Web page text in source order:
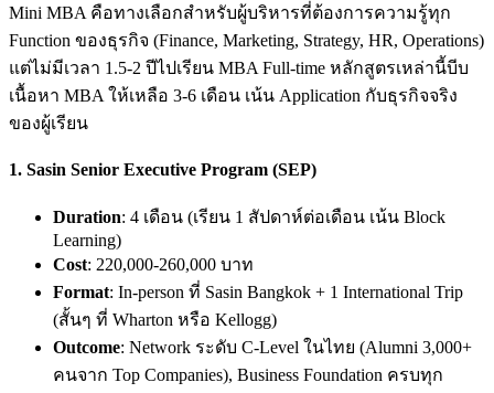
Mini MBA คือทางเลือกสำหรับผู้บริหารที่ต้องการความรู้ทุก
Function ของธุรกิจ (Finance, Marketing, Strategy, HR, Operations)
แต่ไม่มีเวลา 1.5-2 ปีไปเรียน MBA Full-time หลักสูตรเหล่านี้บีบ
เนื้อหา MBA ให้เหลือ 3-6 เดือน เน้น Application กับธุรกิจจริง
ของผู้เรียน
1. Sasin Senior Executive Program (SEP)
Duration: 4 เดือน (เรียน 1 สัปดาห์ต่อเดือน เน้น Block
Learning)
Cost: 220,000-260,000 บาท
Format: In-person ที่ Sasin Bangkok + 1 International Trip
(สั้นๆ ที่ Wharton หรือ Kellogg)
Outcome: Network ระดับ C-Level ในไทย (Alumni 3,000+
คนจาก Top Companies), Business Foundation ครบทุก